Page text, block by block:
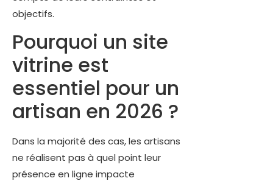
objectifs.
Pourquoi un site
vitrine est
essentiel pour un
artisan en 2026 ?
Dans la majorité des cas, les artisans
ne réalisent pas à quel point leur
présence en ligne impacte